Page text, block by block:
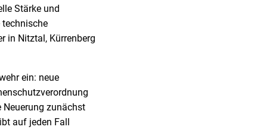
Stärke und
in Nitztal, Kürrenberg
ein: neue
Neuerung zunächst
auf jeden Fall